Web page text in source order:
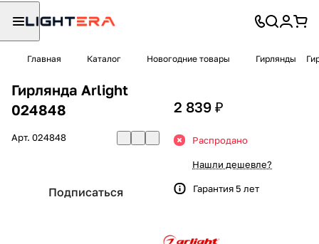
Главная Каталог Новогодние товары Гирлянды
Гирлянда Arlight
024848
Арт. 024848
Подписаться
2 839 ₽
Распродано
Нашли дешевле?
Гарантия 5 лет